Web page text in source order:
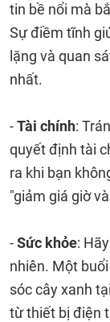
tin bề nổi mà
Sự điềm tĩnh
lặng và quan
nhất.
-Tài chính:
quyết định tài
ra khi bạn
"giảm giá giờ
-Sức khỏe:
nhiên. Một
sóc cây xanh
từ thiết bị điện